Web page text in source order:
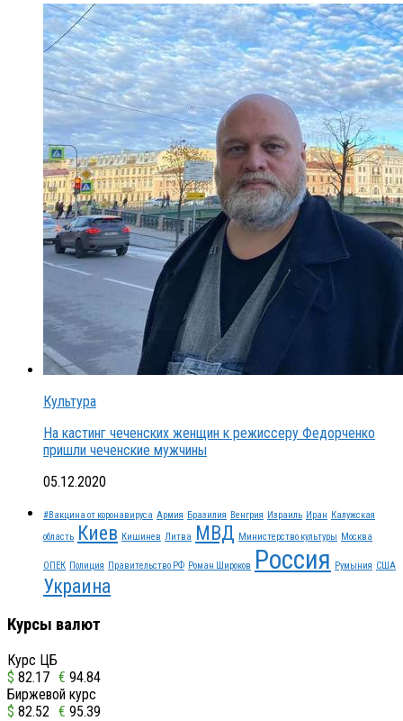
Культура
На кастинг чеченских женщин к режиссеру Федорченко
пришли чеченские мужчины
05.12.2020
#Вакцина от коронавируса Армия Бразилия Венгрия Израиль Иран Калужская
область Киев Кишинев Литва МВД Министерство культуры Москва
ОПЕК Полиция Правительство РФ Роман Широков Россия Румыния США
Украина
Курсы валют
Курс ЦБ
$ 82.17 € 94.84
Биржевой курс
$ 82.52 € 95.39